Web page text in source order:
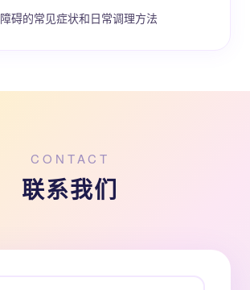
碍的常见症状和日常调理方法
CONTACT
联系我们